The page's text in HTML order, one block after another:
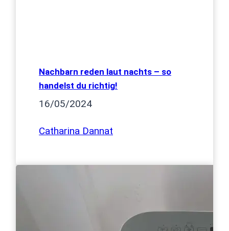
Nachbarn reden laut nachts – so
handelst du richtig!
16/05/2024
Catharina Dannat